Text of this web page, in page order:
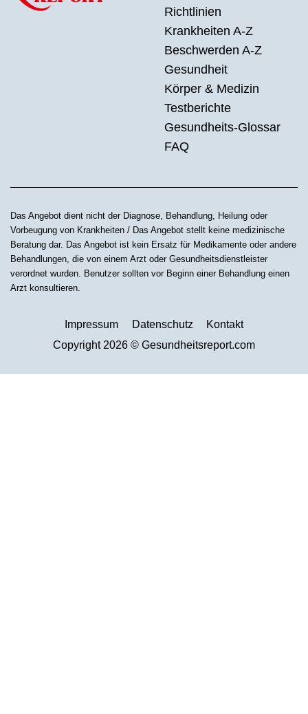
Richtlinien
Krankheiten A-Z
Beschwerden A-Z
Gesundheit
Körper & Medizin
Testberichte
Gesundheits-Glossar
FAQ
Das Angebot dient nicht der Diagnose, Behandlung, Heilung oder
Vorbeugung von Krankheiten / Das Angebot stellt keine medizinische
Beratung dar. Das Angebot ist kein Ersatz für Medikamente oder andere
Behandlungen, die von einem Arzt oder Gesundheitsdienstleister
verordnet wurden. Benutzer sollten vor Beginn einer Behandlung einen
Arzt konsultieren.
Impressum Datenschutz
Kontakt
Copyright 2026 © Gesundheitsreport.com